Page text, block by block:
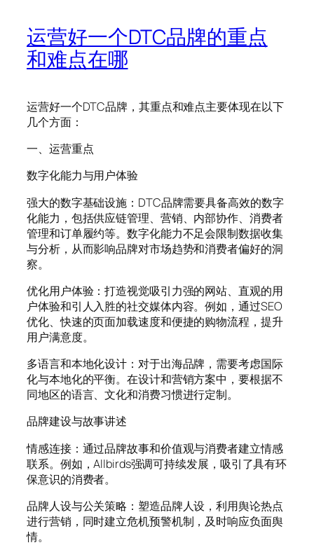
运营好一个DTC品牌的重点
和难点在哪
运营好一个DTC品牌，其重点和难点主要体现在以下
几个方面：
一、运营重点
数字化能力与用户体验
强大的数字基础设施：DTC品牌需要具备高效的数字
化能力，包括供应链管理、营销、内部协作、消费者
管理和订单履约等。数字化能力不足会限制数据收集
与分析，从而影响品牌对市场趋势和消费者偏好的洞
察。
优化用户体验：打造视觉吸引力强的网站、直观的用
户体验和引人入胜的社交媒体内容。例如，通过SEO
优化、快速的页面加载速度和便捷的购物流程，提升
用户满意度。
多语言和本地化设计：对于出海品牌，需要考虑国际
化与本地化的平衡。在设计和营销方案中，要根据不
同地区的语言、文化和消费习惯进行定制。
品牌建设与故事讲述
情感连接：通过品牌故事和价值观与消费者建立情感
联系。例如，Allbirds强调可持续发展，吸引了具有环
保意识的消费者。
品牌人设与公关策略：塑造品牌人设，利用舆论热点
进行营销，同时建立危机预警机制，及时响应负面舆
情。